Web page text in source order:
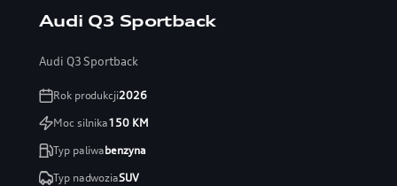
Audi Q3 Sportback
Audi Q3 Sportback
Rok produkcji2026
Moc silnika150KM
Typ paliwabenzyna
Typ nadwoziaSUV